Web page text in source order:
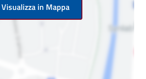
Visualizza in Mappa